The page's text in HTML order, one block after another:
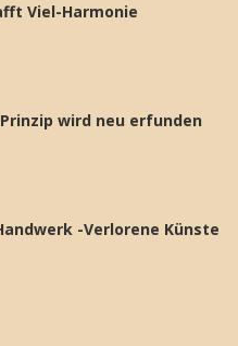
Viel-Harmonie
wird neu erfunden
-Verlorene Künste